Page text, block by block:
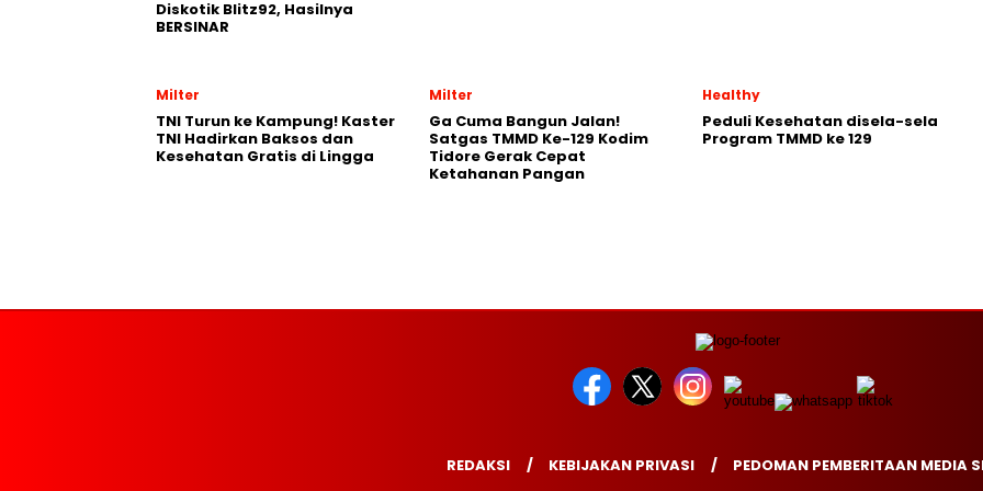
Diskotik Blitz92, Hasilnya
BERSINAR
Milter
TNI Turun ke Kampung! Kaster
TNI Hadirkan Baksos dan
Kesehatan Gratis di Lingga
Milter
Ga Cuma Bangun Jalan!
Satgas TMMD Ke-129 Kodim
Tidore Gerak Cepat
Ketahanan Pangan
Healthy
Peduli Kesehatan disela-sela
Program TMMD ke 129
REDAKSI KEBIJAKAN PRIVASI PEDOMAN PEMBERITAAN MEDIA